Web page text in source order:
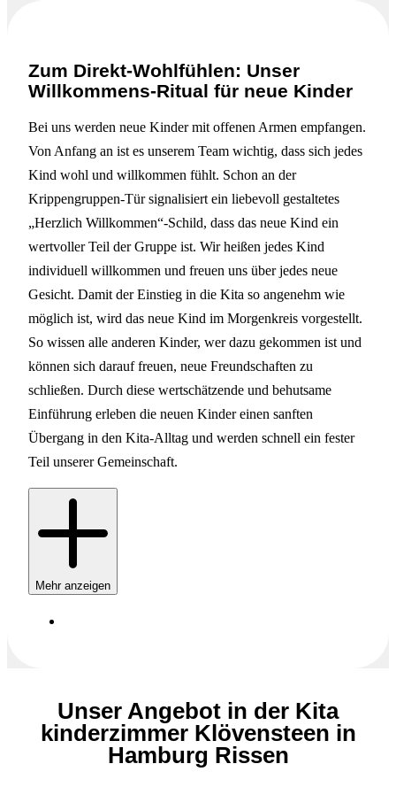
Zum Direkt-Wohlfühlen: Unser
Willkommens-Ritual für neue Kinder
Bei uns werden neue Kinder mit offenen Armen empfangen.
Von Anfang an ist es unserem Team wichtig, dass sich jedes
Kind wohl und willkommen fühlt. Schon an der
Krippengruppen-Tür signalisiert ein liebevoll gestaltetes
„Herzlich Willkommen“-Schild, dass das neue Kind ein
wertvoller Teil der Gruppe ist. Wir heißen jedes Kind
individuell willkommen und freuen uns über jedes neue
Gesicht. Damit der Einstieg in die Kita so angenehm wie
möglich ist, wird das neue Kind im Morgenkreis vorgestellt.
So wissen alle anderen Kinder, wer dazu gekommen ist und
können sich darauf freuen, neue Freundschaften zu
schließen. Durch diese wertschätzende und behutsame
Einführung erleben die neuen Kinder einen sanften
Übergang in den Kita-Alltag und werden schnell ein fester
Teil unserer Gemeinschaft.
Mehr anzeigen
Unser Angebot in der Kita
kinderzimmer Klövensteen in
Hamburg Rissen